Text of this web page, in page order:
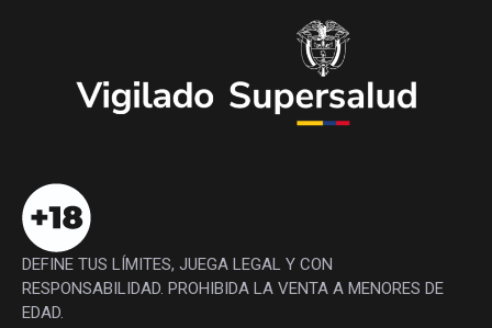
DEFINE TUS LÍMITES, JUEGA LEGAL Y CON
RESPONSABILIDAD. PROHIBIDA LA VENTA A MENORES DE
EDAD.